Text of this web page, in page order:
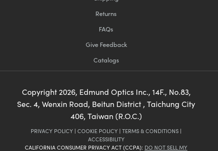
Returns
FAQs
Give Feedback
Catalogs
Copyright 2026, Edmund Optics Inc., 14F., No.83,
Sec. 4, Wenxin Road, Beitun District , Taichung City
406, Taiwan (R.O.C.)
PRIVACY POLICY | COOKIE POLICY | TERMS & CONDITIONS |
ACCESSIBILITY
CALIFORNIA CONSUMER PRIVACY ACT (CCPA): DO NOT SELL MY